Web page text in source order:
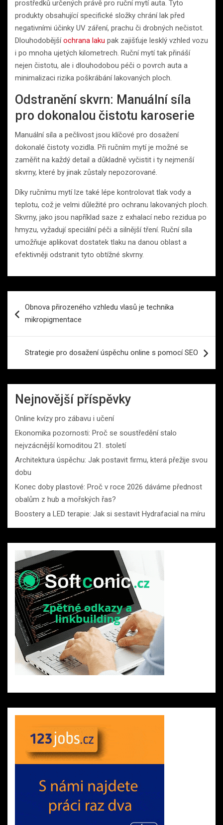
prostředků určených právě pro ruční mytí auta. Tyto
produkty obsahující specifické složky chrání lak před
negativními účinky UV záření, prachu či drobných nečistot.
Dlouhodobějšíochrana laku pak zajišťuje lesklý vzhled vozu
i po mnoha ujetých kilometrech. Ruční mytí tak přináší
nejen čistotu, ale i dlouhodobou péči o povrch auta a
minimalizaci rizika poškrábání lakovaných ploch.
Odstranění skvrn: Manuální síla
pro dokonalou čistotu karoserie
Manuální síla a pečlivost jsou klíčové pro dosažení
dokonalé čistoty vozidla. Při ručním mytí je možné se
zaměřit na každý detail a důkladně vyčistit i ty nejmenší
skvrny, které by jinak zůstaly nepozorované.
Díky ručnímu mytí lze také lépe kontrolovat tlak vody a
teplotu, což je velmi důležité pro ochranu lakovaných ploch.
Skvrny, jako jsou například saze z exhalací nebo rezidua po
hmyzu, vyžadují speciální péči a silnější tření. Ruční síla
umožňuje aplikovat dostatek tlaku na danou oblast a
efektivněji odstranit tyto obtížné skvrny.
proObnova přirozeného vzhledu vlasů je technika
mikropigmentace
Strategie pro dosažení úspěchu online s pomocí SEO
Nejnovější příspěvky
Online kvízy pro zábavu i učení
Ekonomika pozornosti: Proč se soustředění stalo
nejvzácnější komoditou 21. století
Architektura úspěchu: Jak postavit firmu, která přežije svou
dobu
Konec doby plastové: Proč v roce 2026 dáváme přednost
obalům z hub a mořských řas?
Boostery a LED terapie: Jak si sestavit Hydrafacial na míru